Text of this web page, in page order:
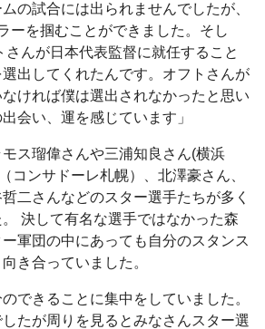
の試合には出られませんでしたが、
ーを掴むことができました。そし
さんが日本代表監督に就任すること
出してくれたんです。オフトさんが
ければ僕は選出されなかったと思い
会い、運を感じています」
ス瑠偉さんや三浦知良さん(横浜
コンサドーレ札幌）、北澤豪さん、
二さんなどのスター選手たちが多く
決して有名な選手ではなかった森
軍団の中にあっても自分のスタンス
き合っていました。
できることに集中をしていました。
たが周りを見るとみなさんスター選